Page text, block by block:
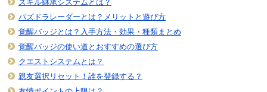
スキル継承システムとは？
パズドラレーダーとは？メリットと遊び方
覚醒バッジとは？入手方法・効果・種類まとめ
覚醒バッジの使い道とおすすめの選び方
クエストシステムとは？
親友選択リセット！誰を登録する？